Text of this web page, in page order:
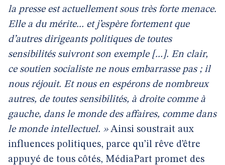
la presse est actuellement sous très forte menace.
Elle a du mérite... et j’espère fortement que
d’autres dirigeants politiques de toutes
sensibilités suivront son exemple [...]. En clair,
ce soutien socialiste ne nous embarrasse pas ; il
nous réjouit. Et nous en espérons de nombreux
autres, de toutes sensibilités, à droite comme à
gauche, dans le monde des affaires, comme dans
le monde intellectuel. » Ainsi soustrait aux
influences politiques, parce qu’il rêve d’être
appuyé de tous côtés, MédiaPart promet des